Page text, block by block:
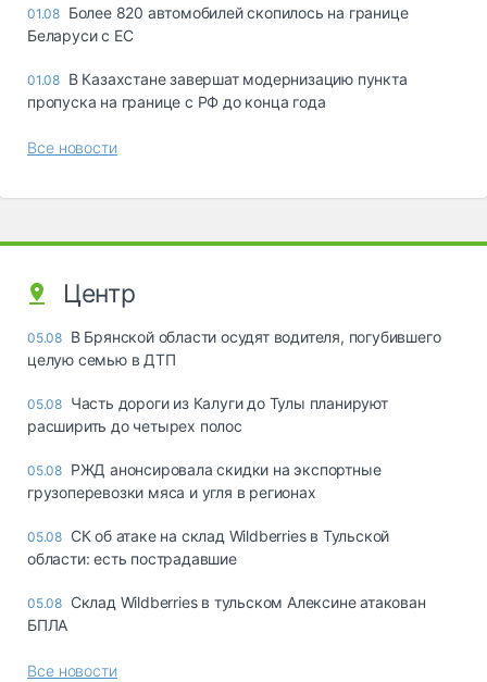
01.08 Более 820 автомобилей скопилось на границе
Беларуси с ЕС
01.08 В Казахстане завершат модернизацию пункта
пропуска на границе с РФ до конца года
Все новости
Центр
05.08 В Брянской области осудят водителя, погубившего
целую семью в ДТП
05.08 Часть дороги из Калуги до Тулы планируют
расширить до четырех полос
05.08 РЖД анонсировала скидки на экспортные
грузоперевозки мяса и угля в регионах
05.08 СК об атаке на склад Wildberries в Тульской
области: есть пострадавшие
05.08 Склад Wildberries в тульском Алексине атакован
БПЛА
Все новости